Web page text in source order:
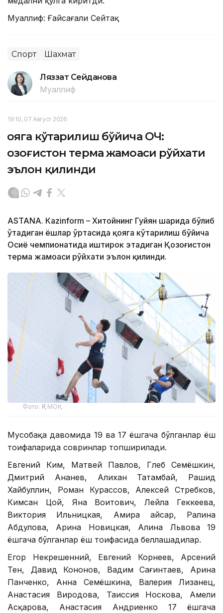
Муаллиф: Ғайсағали Сейтақ
Спорт Шахмат
Ляззат Сейданова
Муаллиф
19:10, 07 Август 2026
Қояга кўтарилиш бўйича ОЧ:
Қозоғистон терма жамоаси рўйхати
эълон қилинди
ASTANА. Кazinform – Хитойнинг Гуйян шаҳрида бўлиб
ўтадиган ёшлар ўртасида қояга кўтарилиш бўйича
Осиё чемпионатида иштирок этадиган Қозоғистон
терма жамоаси рўйхати эълон қилинди.
Фото: ҚР МОҚ
Мусобақа давомида 19 ва 17 ёшгача бўлганлар ёш
тоифаларида совринлар топширилади.
Евгений Ким, Матвей Павлов, Глеб Семёшкин,
Дмитрий Ананев, Алихан Татамбай, Рашид
Хайбуллин, Роман Курассов, Алексей Стребков,
Кимсан Цой, Яна Воитович, Лейла Геккеева,
Виктория Ильницкая, Амира Қайсар, Ралина
Абдулова, Арина Новицкая, Алина Львова 19
ёшгача бўлганлар ёш тоифасида беллашадилар.
Егор Некрешенний, Евгений Корнеев, Арсений
Тен, Давид Кононов, Вадим Сағинтаев, Арина
Панченко, Анна Семёшкина, Валерия Лизанец,
Анастасия Виродова, Таиссия Носкова, Амели
Асқарова, Анастасия Андриенко 17 ёшгача